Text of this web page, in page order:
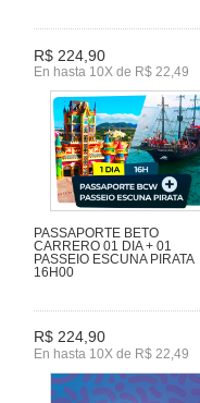
R$ 224,90
En hasta 10X de R$ 22,49
PASSAPORTE BETO
CARRERO 01 DIA + 01
PASSEIO ESCUNA PIRATA
16H00
R$ 224,90
En hasta 10X de R$ 22,49